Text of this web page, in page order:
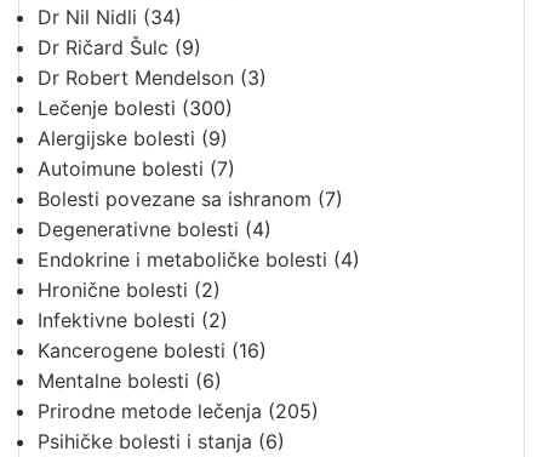
Dr Nil Nidli (34)
Dr Ričard Šulc (9)
Dr Robert Mendelson (3)
Lečenje bolesti (300)
Alergijske bolesti (9)
Autoimune bolesti (7)
Bolesti povezane sa ishranom (7)
Degenerativne bolesti (4)
Endokrine i metaboličke bolesti (4)
Hronične bolesti (2)
Infektivne bolesti (2)
Kancerogene bolesti (16)
Mentalne bolesti (6)
Prirodne metode lečenja (205)
Psihičke bolesti i stanja (6)